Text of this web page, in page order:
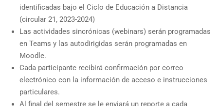
identificadas bajo el Ciclo de Educación a Distancia
(circular 21, 2023-2024)
Las actividades sincrónicas (webinars) serán programadas
en Teams y las autodirigidas serán programadas en
Moodle.
Cada participante recibirá confirmación por correo
electrónico con la información de acceso e instrucciones
particulares.
Al final del semestre se le enviará un reporte a cada